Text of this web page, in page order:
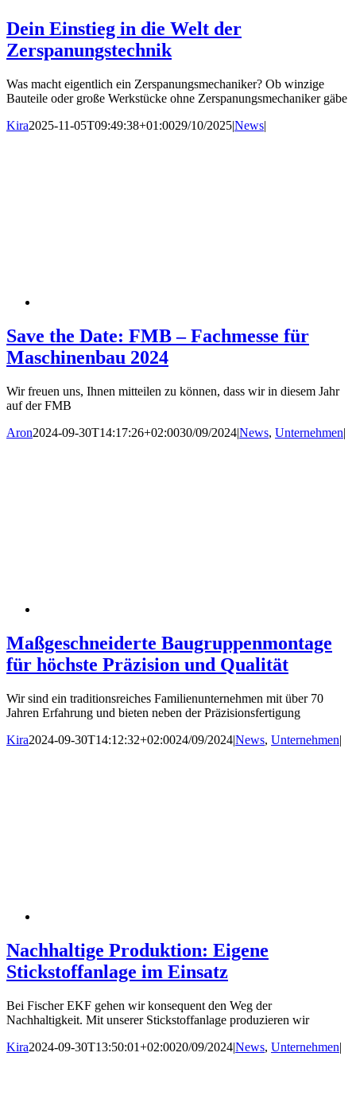
Dein Einstieg in die Welt der
Zerspanungstechnik
Was macht eigentlich ein Zerspanungsmechaniker? Ob winzige
Bauteile oder große Werkstücke ohne Zerspanungsmechaniker gäbe
Kira2025-11-05T09:49:38+01:0029/10/2025|News|
Save the Date: FMB – Fachmesse für
Maschinenbau 2024
Wir freuen uns, Ihnen mitteilen zu können, dass wir in diesem Jahr
auf der FMB
Aron2024-09-30T14:17:26+02:0030/09/2024|News, Unternehmen|
Maßgeschneiderte Baugruppenmontage
für höchste Präzision und Qualität
Wir sind ein traditionsreiches Familienunternehmen mit über 70
Jahren Erfahrung und bieten neben der Präzisionsfertigung
Kira2024-09-30T14:12:32+02:0024/09/2024|News, Unternehmen|
Nachhaltige Produktion: Eigene
Stickstoffanlage im Einsatz
Bei Fischer EKF gehen wir konsequent den Weg der
Nachhaltigkeit. Mit unserer Stickstoffanlage produzieren wir
Kira2024-09-30T13:50:01+02:0020/09/2024|News, Unternehmen|